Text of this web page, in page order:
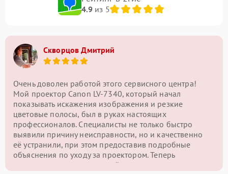
4.9из 5
Скворцов Дмитрий
Очень доволен работой этого сервисного центра!
Мой проектор Canon LV-7340, который начал
показывать искажения изображения и резкие
цветовые полосы, был в руках настоящих
профессионалов. Специалисты не только быстро
выявили причину неисправности, но и качественно
её устранили, при этом предоставив подробные
объяснения по уходу за проектором. Теперь
картинка на экране снова чёткая и яркая, и я могу